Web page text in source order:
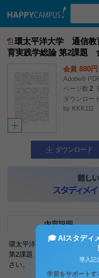
環太平洋大学 通信
育実践学総論 第2課題
会員 880円
Adobe®
ページ数 2
ダウンロー
by KKK111
ダウンロード
内容説明
環太平洋大学 通信教育学
第2課題 合格レポートです
さい。
🎓 AIスタディ
導入記
学習をサポート